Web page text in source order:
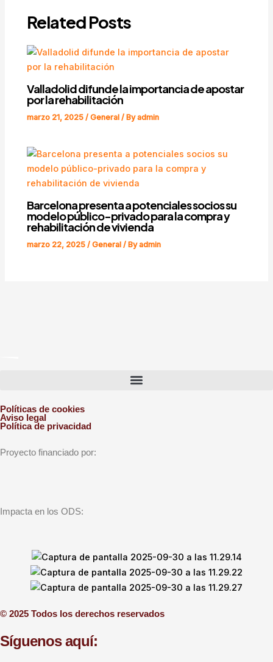
Related Posts
Valladolid difunde la importancia de apostar
por la rehabilitación
marzo 21, 2025/General / Byadmin
Barcelona presenta a potenciales socios su
modelo público-privado para la compra y
rehabilitación de vivienda
marzo 22, 2025/General / Byadmin
Políticas de cookies
Aviso legal
Política de privacidad
Proyecto financiado por:
Impacta en los ODS:
© 2025 Todos los derechos reservados
Síguenos aquí: